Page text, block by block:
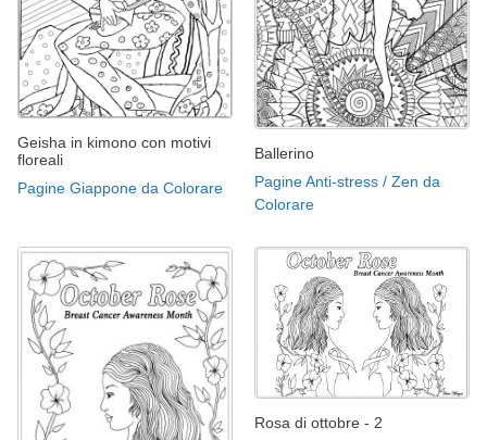
Geisha in kimono con motivi
floreali
Pagine Giappone da Colorare
Ballerino
Pagine Anti-stress / Zen da
Colorare
Rosa di ottobre - 2